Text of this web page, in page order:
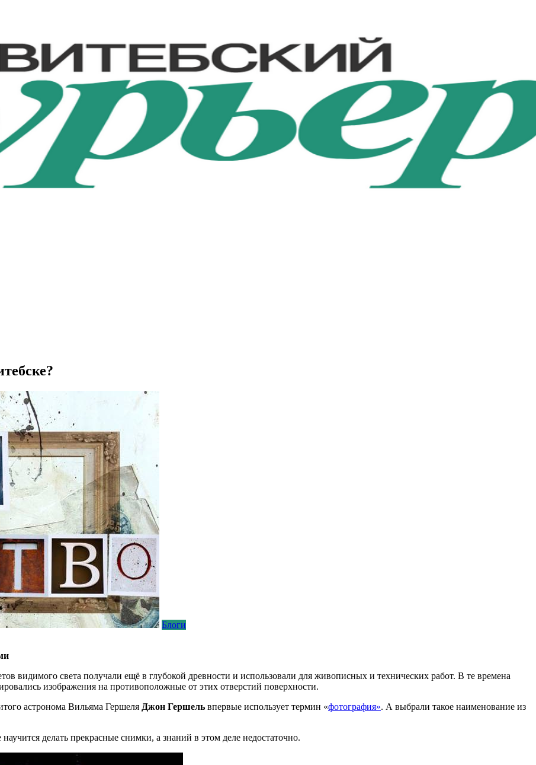
Блоги
видимого света получали ещё в глубокой древности и использовали для живописных и технических работ. В те времена
изображения на противоположные от этих отверстий поверхности.
астронома Вильяма Гершеля Джон Гершель впервые использует термин «фотография». А выбрали такое наименование из
делать прекрасные снимки, а знаний в этом деле недостаточно.